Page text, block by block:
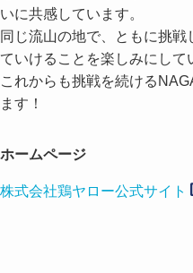
いに共感しています。
同じ流山の地で、ともに挑
ていけることを楽しみにして
これからも挑戦を続ける
ます！
ホームページ
株式会社鶏ヤロー公式サイト